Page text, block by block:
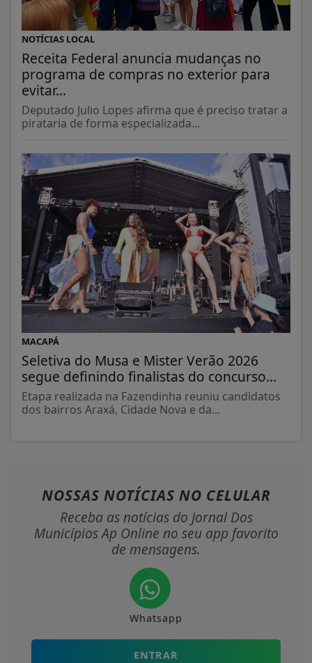
NOTÍCIAS LOCAL
Receita Federal anuncia mudanças no
programa de compras no exterior para
evitar...
Deputado Julio Lopes afirma que é preciso tratar a
pirataria de forma especializada...
MACAPÁ
Seletiva do Musa e Mister Verão 2026
segue definindo finalistas do concurso...
Etapa realizada na Fazendinha reuniu candidatos
dos bairros Araxá, Cidade Nova e da...
NOSSAS NOTÍCIAS NO CELULAR
Receba as notícias do Jornal Dos
Municípios Ap Online no seu app favorito
de mensagens.
Whatsapp
ENTRAR